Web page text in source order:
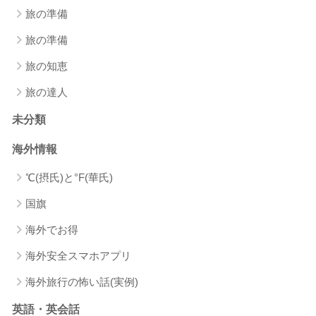
旅の準備
旅の準備
旅の知恵
旅の達人
未分類
海外情報
℃(摂氏)と°F(華氏)
国旗
海外でお得
海外安全スマホアプリ
海外旅行の怖い話(実例)
英語・英会話